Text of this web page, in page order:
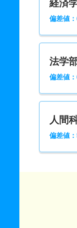
経済
偏差値
法学
偏差値
人間
偏差値